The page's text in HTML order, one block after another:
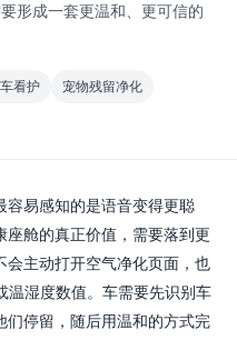
形成一套更温和、更可信的
看护
宠物残留净化
容易感知的是语音变得更聪
舱的真正价值，需要落到更
会主动打开空气净化页面，也
温湿度数值。车需要先识别车
们停留，随后用温和的方式完